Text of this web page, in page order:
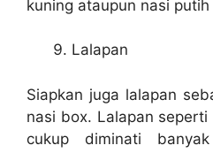
kuning ataupun nasi
Lalapan
Siapkan juga lalapan
nasi box. Lalapan
cukup diminati